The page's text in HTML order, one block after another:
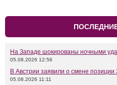
На Западе шокированы ночными
05.08.2026 12:56
В Австрии заявили о смене позиции
05.08.2026 11:11